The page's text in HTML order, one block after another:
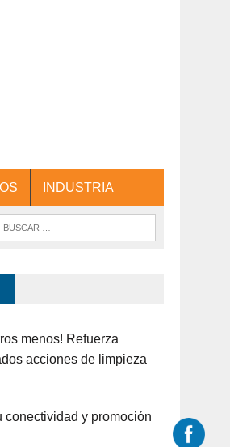
INDUSTRIA
menos! Refuerza
acciones de limpieza
conectividad y promoción